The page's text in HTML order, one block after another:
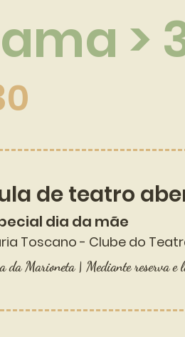
>
de teatro
dia da mãe
Toscano - Clube do
da Marioneta | Mediante reserva e